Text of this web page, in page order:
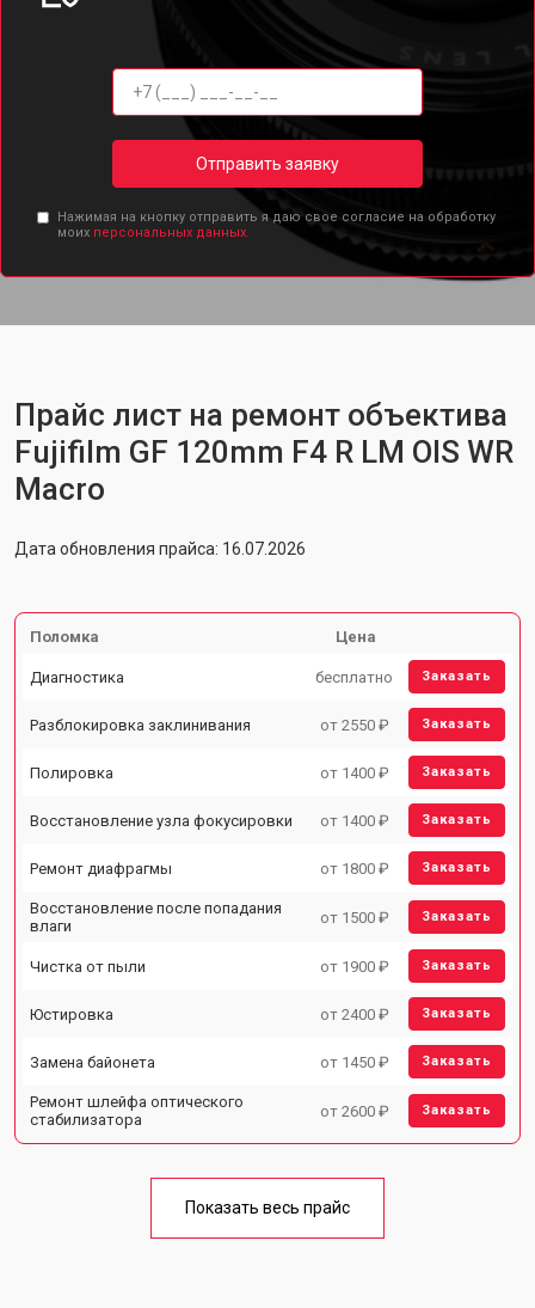
Отправить заявку
Нажимая на кнопку отправить я даю свое согласие на обработку
моих персональных данных.
Прайс лист на ремонт объектива
Fujifilm GF 120mm F4 R LM OIS WR
Macro
Дата обновления прайса: 16.07.2026
Поломка Цена
Диагностика бесплатно Заказать
Разблокировка заклинивания от 2550 ₽ Заказать
Полировка от 1400 ₽ Заказать
Восстановление узла фокусировки от 1400 ₽ Заказать
Ремонт диафрагмы от 1800 ₽ Заказать
Восстановление после попадания
влаги
от 1500 ₽ Заказать
Чистка от пыли от 1900 ₽ Заказать
Юстировка от 2400 ₽ Заказать
Замена байонета от 1450 ₽ Заказать
Ремонт шлейфа оптического
стабилизатора
от 2600 ₽ Заказать
Показать весь прайс